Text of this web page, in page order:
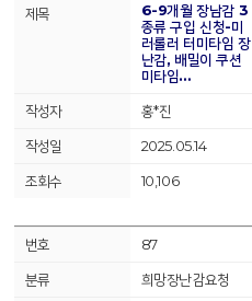
6-9개월 장남감 3
종류 구입 신청-미
러롤러 터미타임 장
난감, 배밀이 쿠션
미타임…
홍*진
2025.05.14
10,106
87
희망장난감요청